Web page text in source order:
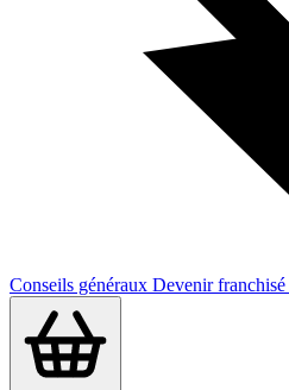
Conseils généraux Devenir franchisé